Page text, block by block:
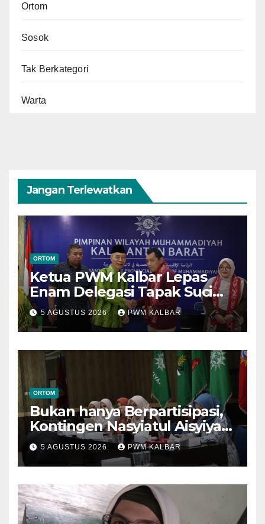
Ortom
Sosok
Tak Berkategori
Warta
Jangan Terlewatkan
ORTOM
Ketua PWM Kalbar Lepas
Enam Delegasi Tapak Suci
Menuju Muktamar XVI di
Semarang
5 AGUSTUS 2026 PWM KALBAR
ORTOM
Bukan hanya Berpartisipasi,
Kontingen Nasyiatul Aisyiyah
Kalbar Perjuangkan Program
di Muktamar XV
5 AGUSTUS 2026 PWM KALBAR